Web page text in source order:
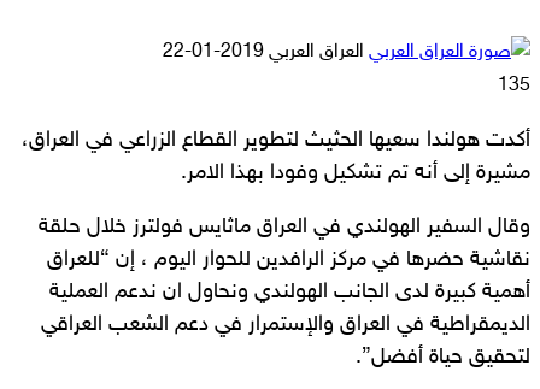
العراق العربي أرسل
2019-01-22
135
أكدت هولندا سعيها الحثيث لتطوير القطاع الزراعي في العراق،
مشيرة إلى أنه تم تشكيل وفودا بهذا الامر.
وقال السفير الهولندي في العراق ماثايس فولترز خلال حلقة
نقاشية حضرها في مركز الرافدين للحوار اليوم ، إن “للعراق
أهمية كبيرة لدى الجانب الهولندي ونحاول ان ندعم العملية
الديمقراطية في العراق والإستمرار في دعم الشعب العراقي
لتحقيق حياة أفضل”.